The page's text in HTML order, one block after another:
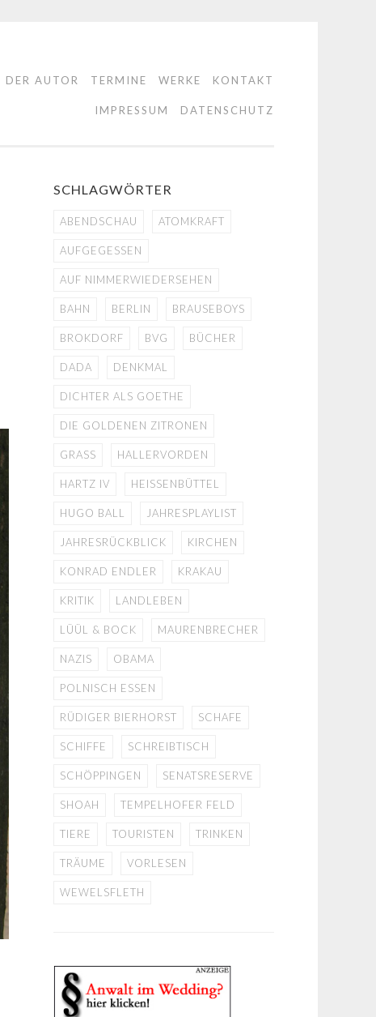
DER AUTOR TERMINE WERKE KONTAKT
IMPRESSUM DATENSCHUTZ
SCHLAGWÖRTER
ABENDSCHAU ATOMKRAFT
AUFGEGESSEN
AUF NIMMERWIEDERSEHEN
BAHN BERLIN BRAUSEBOYS
BROKDORF BVG BÜCHER
DADA DENKMAL
DICHTER ALS GOETHE
DIE GOLDENEN ZITRONEN
GRASS HALLERVORDEN
HARTZ IV HEISSENBÜTTEL
HUGO BALL JAHRESPLAYLIST
JAHRESRÜCKBLICK KIRCHEN
KONRAD ENDLER KRAKAU
KRITIK LANDLEBEN
LÜÜL & BOCK MAURENBRECHER
NAZIS OBAMA
POLNISCH ESSEN
RÜDIGER BIERHORST SCHAFE
SCHIFFE SCHREIBTISCH
SCHÖPPINGEN SENATSRESERVE
SHOAH TEMPELHOFER FELD
TIERE TOURISTEN TRINKEN
TRÄUME VORLESEN
WEWELSFLETH